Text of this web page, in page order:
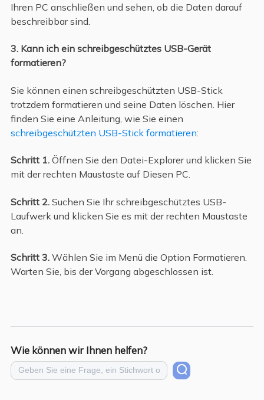
Ihren PC anschließen und sehen, ob die Daten darauf
beschreibbar sind.
3. Kann ich ein schreibgeschütztes USB-Gerät
formatieren?
Sie können einen schreibgeschützten USB-Stick
trotzdem formatieren und seine Daten löschen. Hier
finden Sie eine Anleitung, wie Sie einen
schreibgeschützten USB-Stick formatieren:
Schritt 1.Öffnen Sie den Datei-Explorer und klicken Sie
mit der rechten Maustaste auf Diesen PC.
Schritt 2.Suchen Sie Ihr schreibgeschütztes USB-
Laufwerk und klicken Sie es mit der rechten Maustaste
an.
Schritt 3.Wählen Sie im Menü die Option Formatieren.
Warten Sie, bis der Vorgang abgeschlossen ist.
Wie können wir Ihnen helfen?